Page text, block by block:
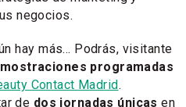
negocios.
hay más... Podrás, visitante
programadas
Contact Madrid.
de dos jornadas únicas en